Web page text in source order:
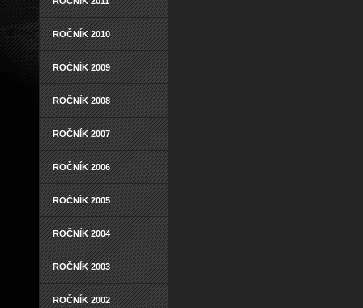
ROČNÍK 2010
ROČNÍK 2009
ROČNÍK 2008
ROČNÍK 2007
ROČNÍK 2006
ROČNÍK 2005
ROČNÍK 2004
ROČNÍK 2003
ROČNÍK 2002